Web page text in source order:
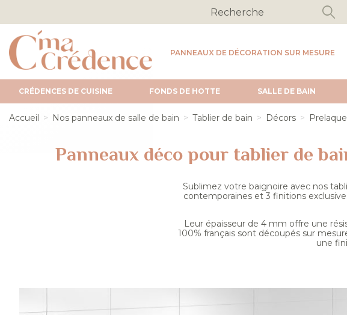
PANNEAUX DE DÉCORATION SUR MESURE
CRÉDENCES DE CUISINE FONDS DE HOTTE SALLE DE BAIN
Accueil Nos panneaux de salle de bain Tablier de bain Décors
Panneaux déco pour tablier de
Sublimez votre baignoire avec nos
contemporaines et 3 finitions
Leur épaisseur de 4 mm offre une
100% français sont découpés sur
une